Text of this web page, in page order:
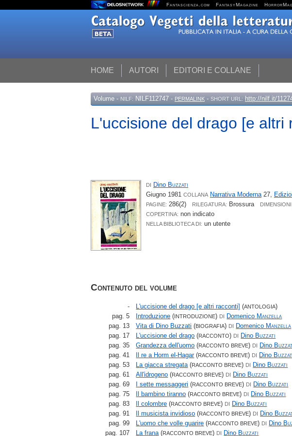
Fantascienza.com FantasyMagazine
HOME AUTORI EDITORI E COLLANE
Volume - NILF: NILF112747 - PERMALINK - SHORT URL: http://nilf.it/
L'uccisione del drago [e altri
DI Dino Buzzati
Giugno 1981 COLLANA Narrativa Moderna27,
PAGINE: 286(2) RILEGATURA: Brossura
COPERTINA: non indicato
NELLA BIBLIOTECA DI: un utente
Contenuto del volume
- L'uccisione del drago [e altri racconti] (ANTOLOGIA)
pag. 5
Introduzione (INTRODUZIONE) DI Domenico Manzella
pag. 13
Vita di Dino Buzzati (BIOGRAFIA) DI Domenico Manzella
pag. 17
L'uccisione del drago (RACCONTO) DI Dino Buzzati
pag. 35
Grandezza dell'uomo (RACCONTO BREVE) DI Dino
pag. 41
Il re a Horm el-Hagar(RACCONTO BREVE) DI Dino
pag. 53
La giacca stregata(RACCONTO BREVE) DI Dino Buzzati
pag. 61
All'idrogeno (RACCONTO BREVE) DI Dino Buzzati
pag. 69
I sette messaggeri (RACCONTO BREVE) DI Dino Buzzati
pag. 75
Il bambino tiranno (RACCONTO BREVE) DI Dino Buzzati
pag. 83
Il colombre (RACCONTO BREVE) DI Dino Buzzati
pag. 91
Il musicista invidioso (RACCONTO BREVE) DI Dino
pag. 99
L'uomo che volle guarire (RACCONTO BREVE) DI Dino
pag. 107
La frana(RACCONTO BREVE) DI Dino Buzzati